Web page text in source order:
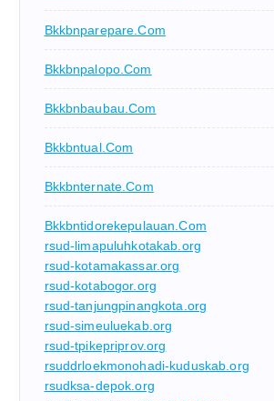
Bkkbnparepare.com
Bkkbnpalopo.com
Bkkbnbaubau.com
Bkkbntual.com
Bkkbnternate.com
Bkkbntidorekepulauan.com
rsud-limapuluhkotakab.org
rsud-kotamakassar.org
rsud-kotabogor.org
rsud-tanjungpinangkota.org
rsud-simeuluekab.org
rsud-tpikepriprov.org
rsuddrloekmonohadi-kuduskab.org
rsudksa-depok.org